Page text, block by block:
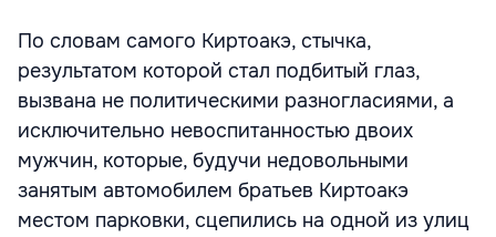
По словам самого Киртоакэ, стычка,
результатом которой стал подбитый глаз,
вызвана не политическими разногласиями, а
исключительно невоспитанностью двоих
мужчин, которые, будучи недовольными
занятым автомобилем братьев Киртоакэ
местом парковки, сцепились на одной из улиц